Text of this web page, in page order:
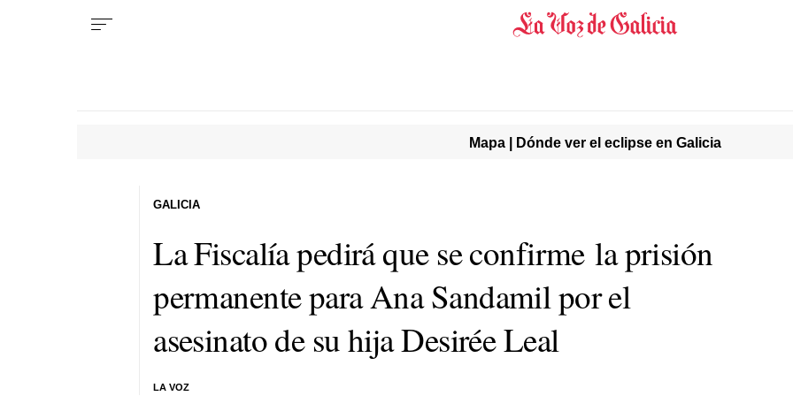
Mapa | Dónde ver el eclipse en Galicia
La Fiscalía pedirá que se confirme la prisión
permanente para Ana Sandamil por el
asesinato de su hija Desirée Leal
LA VOZ
GALICIA